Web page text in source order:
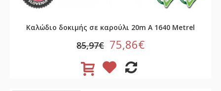
Καλώδιο δοκιμής σε καρούλι 20m A 1640 Metrel
85,97€ 75,86€